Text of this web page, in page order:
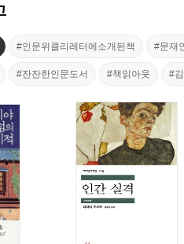
#인문위클리레터에소개된책 #문재
#잔잔한인문도서 #책읽아웃 #